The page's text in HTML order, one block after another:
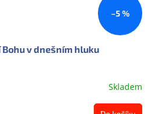
–5 %
v dnešním hluku
Skladem